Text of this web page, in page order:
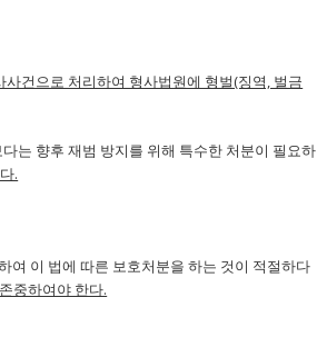
사건으로 처리하여 형사법원에 형벌(징역, 벌금
는 향후 재범 방지를 위해 특수한 처분이 필요하
.
여 이 법에 따른 보호처분을 하는 것이 적절하다
중하여야 한다.